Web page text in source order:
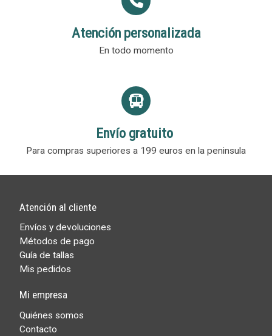
Atención personalizada
En todo momento
Envío gratuito
Para compras superiores a 199 euros en la peninsula
Atención al cliente
Envíos y devoluciones
Métodos de pago
Guía de tallas
Mis pedidos
Mi empresa
Quiénes somos
Contacto